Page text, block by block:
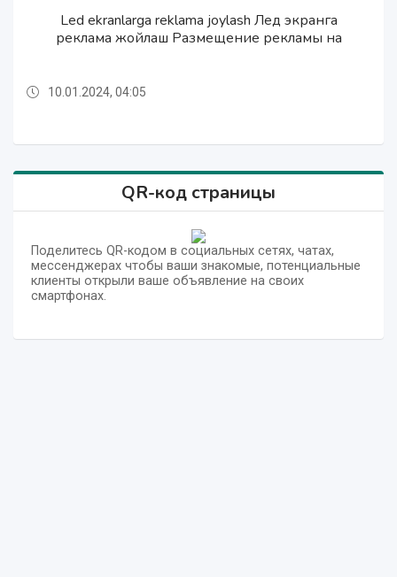
Led ekranlarga reklama joylash Лед экранга
реклама жойлаш Размещение рекламы на
СМС реклама СМС рассылка SMS reklama
Смс рассылка Sms yuborish xizmati Смс юбориш
хизмати
Led ekranlarga reklama joylash Лед экранга
реклама жойлаш Размещение рекламы на
10.01.2024, 04:05
СМС реклама СМС рассылка SMS reklama
QR-код страницы
Поделитесь QR-кодом в социальных сетях, чатах,
мессенджерах чтобы ваши знакомые, потенциальные
клиенты открыли ваше объявление на своих
смартфонах.